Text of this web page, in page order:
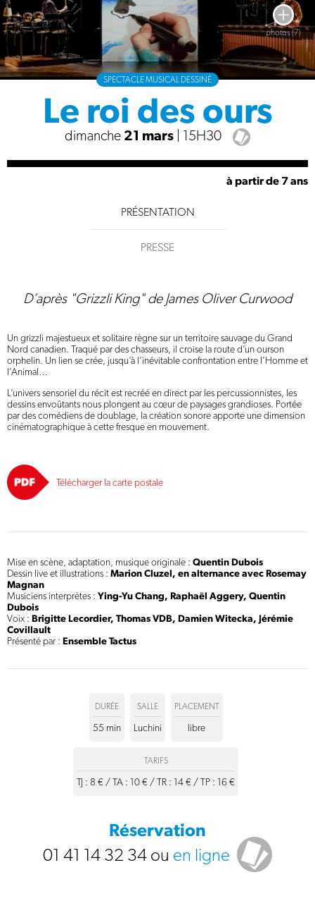
photos (7)
SPECTACLE MUSICAL DESSINÉ
Le roi des ours
dimanche 21 mars | 15H30
à partir de 7 ans
PRÉSENTATION
PRESSE
D’après "Grizzli King" de James Oliver Curwood
Un grizzli majestueux et solitaire règne sur un territoire sauvage du Grand
Nord canadien. Traqué par des chasseurs, il croise la route d’un ourson
orphelin. Un lien se crée, jusqu’à l’inévitable confrontation entre l’Homme et
l’Animal…
L’univers sensoriel du récit est recréé en direct par les percussionnistes, les
dessins envoûtants nous plongent au cœur de paysages grandioses. Portée
par des comédiens de doublage, la création sonore apporte une dimension
cinématographique à cette fresque en mouvement.
Télécharger la carte postale
Mise en scène, adaptation, musique originale : Quentin Dubois
Dessin live et illustrations : Marion Cluzel, en alternance avec Rosemay
Magnan
Musiciens interprètes : Ying-Yu Chang, Raphaël Aggery, Quentin
Dubois
Voix : Brigitte Lecordier, Thomas VDB, Damien Witecka, Jérémie
Covillault
Présenté par : Ensemble Tactus
DURÉE
55 min
SALLE
Luchini
PLACEMENT
libre
TARIFS
TJ : 8 € / TA : 10 € / TR : 14 € / TP : 16 €
Réservation
01 41 14 32 34 ou en ligne